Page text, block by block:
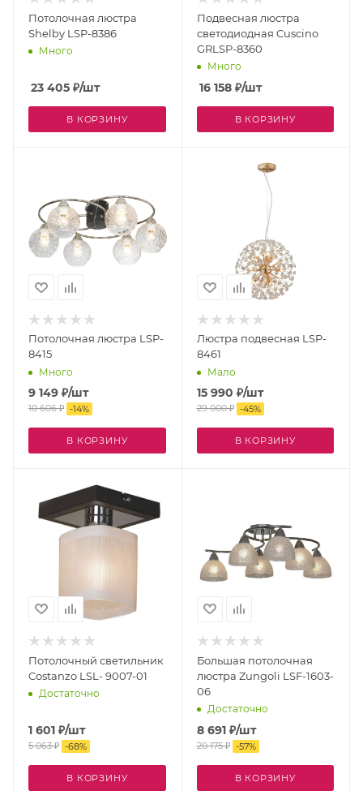
Потолочная люстра
Shelby LSP-8386
Много
23 405 ₽/шт
В КОРЗИНУ
Подвесная люстра
светодиодная Cuscino
GRLSP-8360
Много
16 158₽/шт
В КОРЗИНУ
Потолочная люстра LSP-
8415
Много
9 149 ₽/шт
10 606₽ -14%
В КОРЗИНУ
Люстра подвесная LSP-
8461
Мало
15 990 ₽/шт
29 000₽ -45%
В КОРЗИНУ
Потолочный светильник
Costanzo LSL- 9007-01
Достаточно
1 601 ₽/шт
5 063₽ -68%
В КОРЗИНУ
Большая потолочная
люстра Zungoli LSF-1603-
06
Достаточно
8 691₽/шт
20 175₽ -57%
В КОРЗИНУ